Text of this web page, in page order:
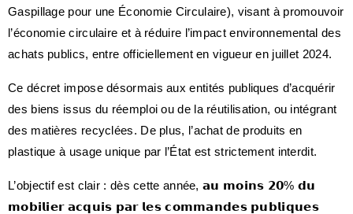
Gaspillage pour une Économie Circulaire), visant à promouvoir
l’économie circulaire et à réduire l’impact environnemental des
achats publics, entre officiellement en vigueur en juillet 2024.
Ce décret impose désormais aux entités publiques d’acquérir
des biens issus du réemploi ou de la réutilisation, ou intégrant
des matières recyclées. De plus, l’achat de produits en
plastique à usage unique par l’État est strictement interdit.
L’objectif est clair : dès cette année, 𝗮𝘂 𝗺𝗼𝗶𝗻𝘀 𝟮𝟬% 𝗱𝘂
𝗺𝗼𝗯𝗶𝗹𝗶𝗲𝗿 𝗮𝗰𝗾𝘂𝗶𝘀 𝗽𝗮𝗿 𝗹𝗲𝘀 𝗰𝗼𝗺𝗺𝗮𝗻𝗱𝗲𝘀 𝗽𝘂𝗯𝗹𝗶𝗾𝘂𝗲𝘀